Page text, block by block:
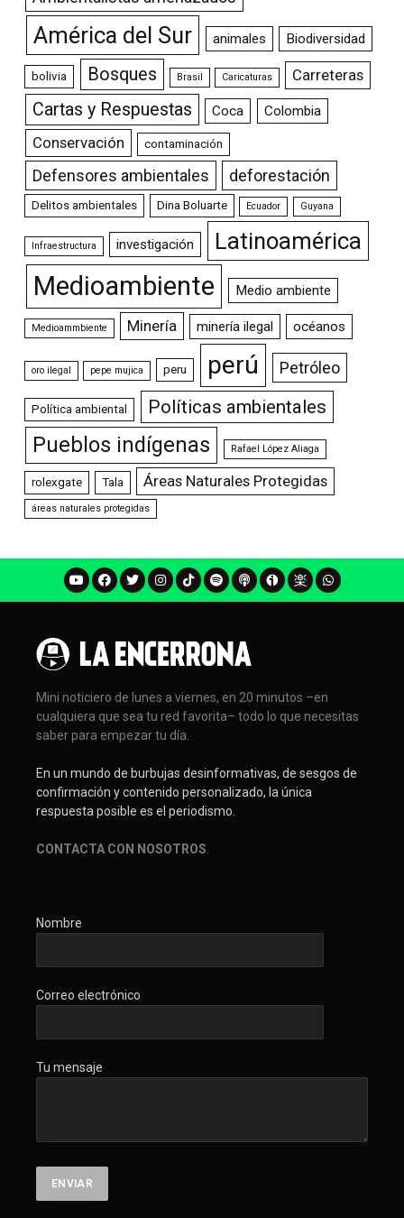
América del Sur animales Biodiversidad
bolivia Bosques Brasil Caricaturas Carreteras
Cartas y Respuestas Coca Colombia
Conservación contaminación
Defensores ambientales deforestación
Delitos ambientales Dina Boluarte Ecuador Guyana
Infraestructura investigación Latinoamérica
Medioambiente Medio ambiente
Medioammbiente Minería minería ilegal océanos
oro ilegal pepe mujica peru perú Petróleo
Política ambiental Políticas ambientales
Pueblos indígenas Rafael López Aliaga
rolexgate Tala Áreas Naturales Protegidas
áreas naturales protegidas
Mini noticiero de lunes a viernes, en 20 minutos –en
cualquiera que sea tu red favorita– todo lo que necesitas
saber para empezar tu día.
En un mundo de burbujas desinformativas, de sesgos de
confirmación y contenido personalizado, la única
respuesta posible es el periodismo.
CONTACTA CON NOSOTROS.
Nombre
Correo electrónico
Tu mensaje